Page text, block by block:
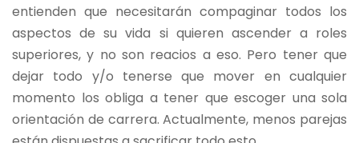
entienden que necesitarán compaginar todos los
aspectos de su vida si quieren ascender a roles
superiores, y no son reacios a eso. Pero tener que
dejar todo y/o tenerse que mover en cualquier
momento los obliga a tener que escoger una sola
orientación de carrera. Actualmente, menos parejas